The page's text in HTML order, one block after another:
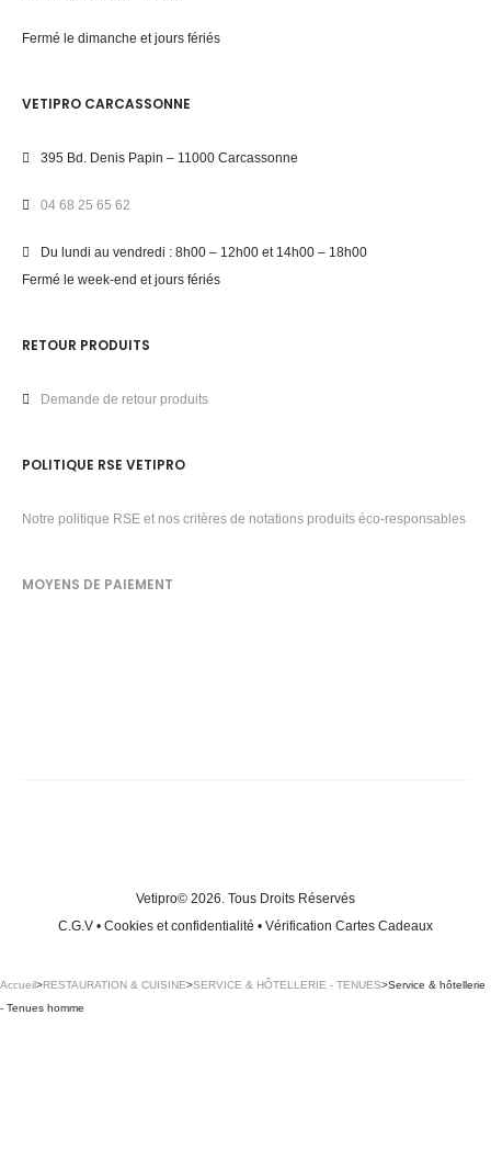
Fermé le dimanche et jours fériés
VETIPRO CARCASSONNE
395 Bd. Denis Papin – 11000 Carcassonne
04 68 25 65 62
Du lundi au vendredi : 8h00 – 12h00 et 14h00 – 18h00
Fermé le week-end et jours fériés
RETOUR PRODUITS
Demande de retour produits
POLITIQUE RSE VETIPRO
Notre politique RSE et nos critères de notations produits éco-responsables
MOYENS DE PAIEMENT
Vetipro© 2026. Tous Droits Réservés
C.G.V • Cookies et confidentialité • Vérification Cartes Cadeaux
Accueil>RESTAURATION & CUISINE>SERVICE & HÔTELLERIE - TENUES>Service & hôtellerie
- Tenues homme